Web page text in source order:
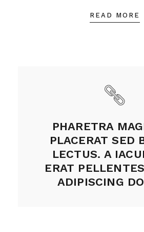
READ MORE
PHARETRA
PLACERAT SED
LECTUS. A
ERAT
ADIPISCING